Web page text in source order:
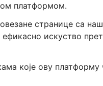
платформом.
странице са
искуство
које ову